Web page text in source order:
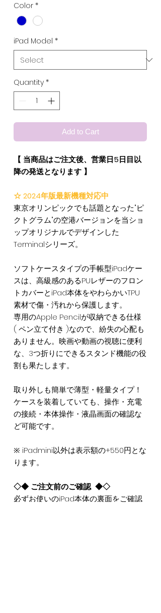
Color *
iPad Model *
Quantity *
Add to Cart
【 当商品はご注文後、営業日5日目以
降の発送となります 】
☆ 2024年版最新機種対応中
東京オリンピックでも話題となった"ピ
クトグラム"の空港バージョンを当ショ
ップオリジナルでデザインした
Terminalシリーズ。
ソフトケースタイプの手帳型iPadケー
スは、高級感のあるPUレザーのフロン
トカバーとiPad本体をやわらかいTPU
素材で傷・汚れから保護します。
専用のApple Pencilが収納できる仕様
( ペン立て付き )なので、紛失の心配も
ありません。映画や動画の視聴に便利
な、3つ折りにできるスタンド機能の役
割も果たします。
取り外しも簡単で薄型・軽量タイプ！
ケースを装着していても、操作・充電
の接続・本体操作・液晶画面の確認な
ど可能です。
※ iPadmini以外は表示額の+550円とな
ります。
◇◆ ご注文前のご確認 ◆◇
必ずお使いのiPad本体の裏面をご確認